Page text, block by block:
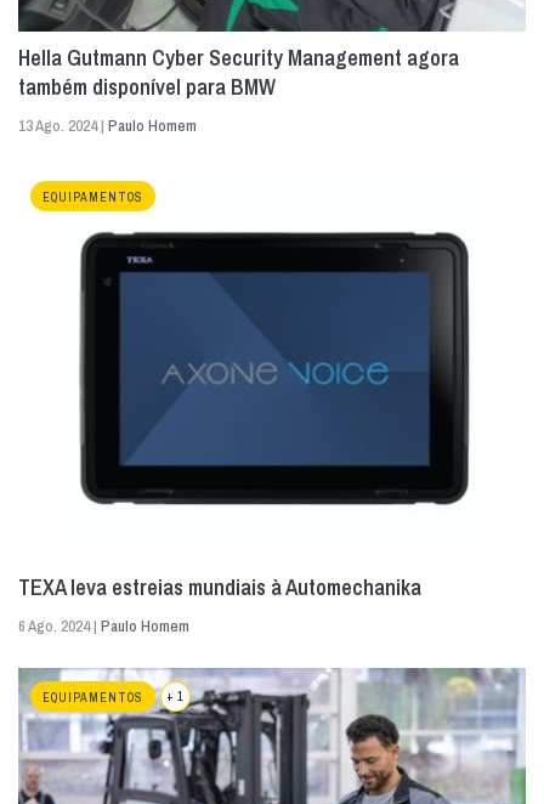
Hella Gutmann Cyber Security Management agora
também disponível para BMW
13 Ago. 2024 | Paulo Homem
EQUIPAMENTOS
TEXA leva estreias mundiais à Automechanika
6 Ago. 2024 | Paulo Homem
EQUIPAMENTOS + 1